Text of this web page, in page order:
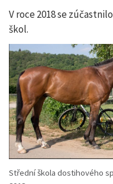
V roce 2018 se
škol.
Střední škola dostihového